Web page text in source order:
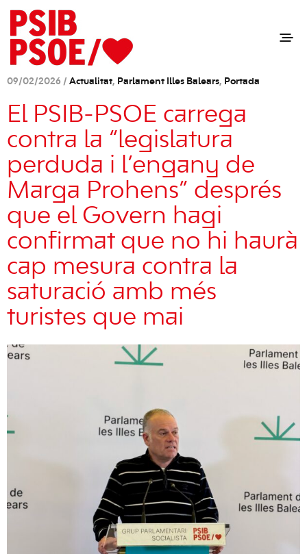
09/02/2026 / Actualitat, Parlament Illes Balears, Portada
El PSIB-PSOE carrega
contra la “legislatura
perduda i l’engany de
Marga Prohens” després
que el Govern hagi
confirmat que no hi haurà
cap mesura contra la
saturació amb més
turistes que mai